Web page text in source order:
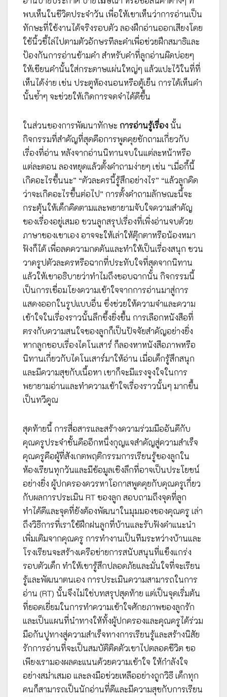
พบเห็นในชีวิตประจำวัน เพื่อให้เขาเห็นว่าการอ่านเป็น
ทักษะที่ใช้งานได้จริงรอบตัว ลองฝึกอ่านออกเสียงโดย
ใช้นิ้วชี้ไล่ไปตามตัวอักษรทีละคำเพื่อช่วยฝึกสมาธิและ
ป้องกันการอ่านข้ามคำ สำหรับคำที่ลูกอ่านผิดบ่อยๆ
ให้เขียนคำนั้นใส่กระดาษแผ่นใหญ่ๆ แล้วแปะไว้ในที่ที่
เห็นได้ง่าย เช่น ประตูห้องนอนหรือตู้เย็น การได้เห็นคำ
นั้นซ้ำๆ จะช่วยให้เกิดการจดจำได้ดีขึ้น
ในส่วนของการพัฒนาทักษะ การอ่านรู้เรื่องนั้น
กิจกรรมที่สำคัญที่สุดคือการพูดคุยซักถามเกี่ยวกับ
เรื่องที่อ่าน หลังจากอ่านนิทานจบในแต่ละหน้าหรือ
แต่ละตอน ลองหยุดแล้วตั้งคำถามง่ายๆ เช่น “เมื่อกี้นี้
เกิดอะไรขึ้นนะ” “ตัวละครนี้รู้สึกอย่างไร” “แล้วลูกคิด
ว่าจะเกิดอะไรขึ้นต่อไป” การตั้งคำถามลักษณะนี้จะ
กระตุ้นให้เด็กคิดตามและพยายามจับใจความสำคัญ
ของเรื่องอยู่เสมอ ชวนลูกสรุปเรื่องที่เพิ่งอ่านจบด้วย
ภาษาของเขาเอง อาจจะให้เล่าให้ตุ๊กตาหรือน้องหมา
ฟังก็ได้ เพื่อลดความกดดันและทำให้เป็นเรื่องสนุก ชวน
วาดรูปตัวละครหรือฉากที่ประทับใจที่สุดจากนิทาน
แล้วให้เขาอธิบายว่าทำไมถึงชอบฉากนั้น กิจกรรมนี้
เป็นการเชื่อมโยงความเข้าใจจากการอ่านมาสู่การ
แสดงออกในรูปแบบอื่น ซึ่งช่วยให้ความจำและความ
เข้าใจในเรื่องราวนั้นลึกซึ้งยิ่งขึ้น การเลือกหนังสือที่
ตรงกับความสนใจของลูกก็เป็นปัจจัยสำคัญอย่างยิ่ง
หากลูกชอบเรื่องไดโนเสาร์ ก็ลองหาหนังสือภาพหรือ
นิทานเกี่ยวกับไดโนเสาร์มาให้อ่าน เมื่อเด็กรู้สึกสนุก
และมีความสุขกับเนื้อหา เขาก็จะมีแรงจูงใจในการ
พยายามอ่านและทำความเข้าใจเรื่องราวนั้นๆ มากขึ้น
เป็นทวีคูณ
สุดท้ายนี้ การสื่อสารและสร้างความร่วมมืออันดีกับ
คุณครูประจำชั้นคืออีกหนึ่งกุญแจสำคัญสู่ความสำเร็จ
คุณครูคือผู้ที่สังเกตพฤติกรรมการเรียนรู้ของลูกใน
ห้องเรียนทุกวันและมีข้อมูลเชิงลึกที่อาจเป็นประโยชน์
อย่างยิ่ง ผู้ปกครองควรหาโอกาสพูดคุยกับคุณครูเกี่ยว
กับผลการประเมิน RT ของลูก สอบถามถึงจุดที่ลูก
ทำได้ดีและจุดที่ยังต้องพัฒนาในมุมมองของคุณครู เล่า
ถึงวิธีการที่เราใช้ฝึกฝนลูกที่บ้านและรับฟังคำแนะนำ
เพิ่มเติมจากคุณครู การทำงานเป็นทีมระหว่างบ้านและ
โรงเรียนจะสร้างเครือข่ายการสนับสนุนที่แข็งแกร่ง
รอบตัวเด็ก ทำให้เขารู้สึกปลอดภัยและมั่นใจที่จะเรียน
รู้และพัฒนาตนเอง การประเมินความสามารถในการ
อ่าน (RT) นั้นจึงไม่ใช่บทสรุปสุดท้าย แต่เป็นจุดเริ่มต้น
ที่ยอดเยี่ยมในการทำความเข้าใจศักยภาพของลูกรัก
และเป็นแผนที่นำทางให้ทั้งผู้ปกครองและคุณครูได้ร่วม
มือกันปูทางสู่ความสำเร็จทางการเรียนรู้และสร้างนิสัย
รักการอ่านที่จะเป็นสมบัติติดตัวเขาไปตลอดชีวิต ขอ
เพียงเรามองผลคะแนนด้วยความเข้าใจ ให้กำลังใจ
อย่างสม่ำเสมอ และลงมือช่วยเหลืออย่างถูกวิธี เด็กทุก
คนก็สามารถเป็นนักอ่านที่ดีและมีความสุขกับการเรียน